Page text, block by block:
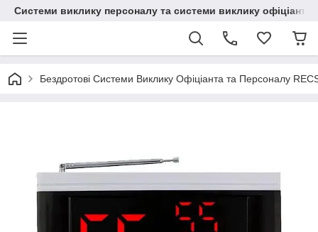
Системи виклику персоналу та системи виклику офіціанта
Бездротові Системи Виклику Офіціанта та Персоналу